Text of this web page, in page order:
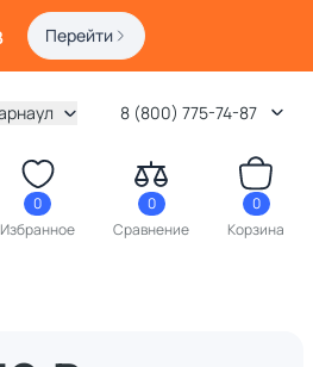
Перейти
8 (800) 775-74-87
0
Избранное
0
Сравнение
0
Корзина